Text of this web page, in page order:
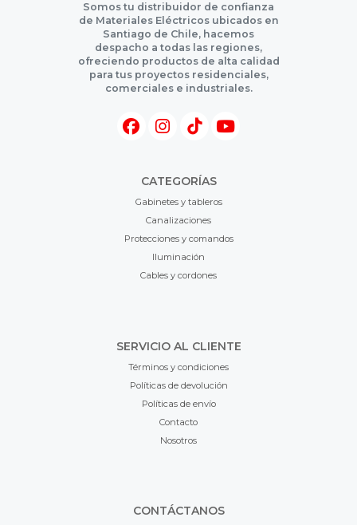
Somos tu distribuidor de confianza
de Materiales Eléctricos ubicados en
Santiago de Chile, hacemos
despacho a todas las regiones,
ofreciendo productos de alta calidad
para tus proyectos residenciales,
comerciales e industriales.
CATEGORÍAS
Gabinetes y tableros
Canalizaciones
Protecciones y comandos
Iluminación
Cables y cordones
SERVICIO AL CLIENTE
Términos y condiciones
Políticas de devolución
Políticas de envío
Contacto
Nosotros
CONTÁCTANOS